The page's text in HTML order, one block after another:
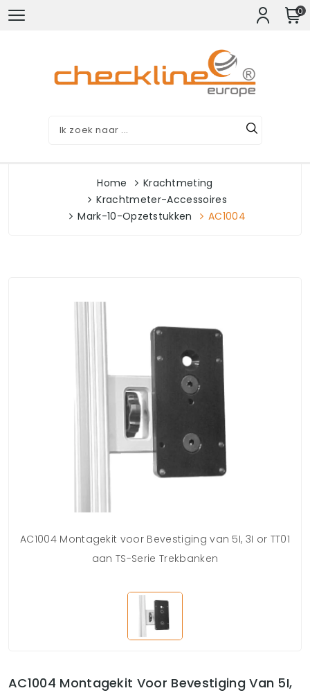
0
Home
Krachtmeting
Krachtmeter-Accessoires
Mark-10-Opzetstukken
AC1004
AC1004 Montagekit voor Bevestiging van 5I, 3I or TT01
aan TS-Serie Trekbanken
AC1004 Montagekit Voor Bevestiging Van 5I,